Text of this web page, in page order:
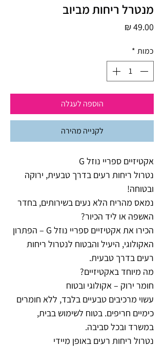
מנטרל ריחות מביוב
כמות *
הוספה לעגלה
לקנייה מהירה
אקטיזיים ספריי נוזל G
נטרול ריחות רעים בדרך טבעית, ירוקה
ובטוחה!
נמאס מהריח הלא נעים בשירותים, בחדר
האשפה או ליד הכיור?
הכירו את אקטיזיים ספריי נוזל G – הפתרון
האקולוגי, היעיל והבטוח לנטרול ריחות
רעים בדרך טבעית.
מה מיוחד באקטיזיים?
חומר ירוק – אקולוגי ובטוח
עשוי מרכיבים טבעיים בלבד, ללא חומרים
כימיים חריפים. בטוח לשימוש בבית,
במשרד ובכל סביבה.
נטרול ריחות רעים באופן מיידי